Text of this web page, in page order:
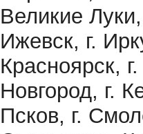
Великие
Ижевск, г.
Красноярск,
Новгород, г.
Псков, г.